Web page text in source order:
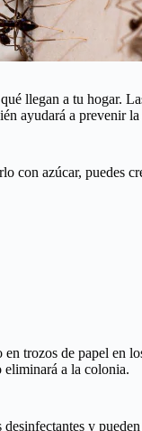
llegan a tu hogar.
ayudará a prevenir
con azúcar, puedes
trozos de papel en
eliminará a la colonia.
y